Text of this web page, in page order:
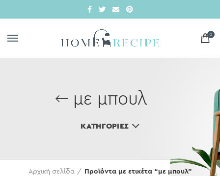
0
με μπουλ
ΚΑΤΗΓΟΡΊΕΣ
Αρχική σελίδα Προϊόντα με ετικέτα “με μπουλ”